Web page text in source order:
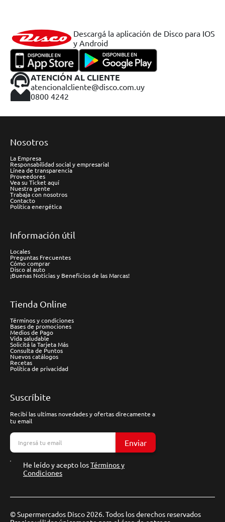
Descargá la aplicación de Disco para IOS
y Android
ATENCIÓN AL CLIENTE
atencionalcliente@disco.com.uy
0800 4242
Nosotros
La Empresa
Responsabilidad social y empresarial
Línea de transparencia
Proveedores
Vea su Ticket aquí
Nuestra gente
Trabaja con nosotros
Contacto
Política energética
Información útil
Locales
Preguntas Frecuentes
Cómo comprar
Disco al auto
¡Buenas Noticias y Beneficios de las Marcas!
Tienda Online
Términos y condiciones
Bases de promociones
Medios de Pago
Vida saludable
Solicitá la Tarjeta Más
Consulta de Puntos
Nuevos catálogos
Recetas
Política de privacidad
Suscríbite
Recibí las ultimas novedades y ofertas direcamente a
tu email
Enviar
He leído y acepto losTérminos y
Condiciones
© Supermercados Disco 2026. Todos los derechos reservados